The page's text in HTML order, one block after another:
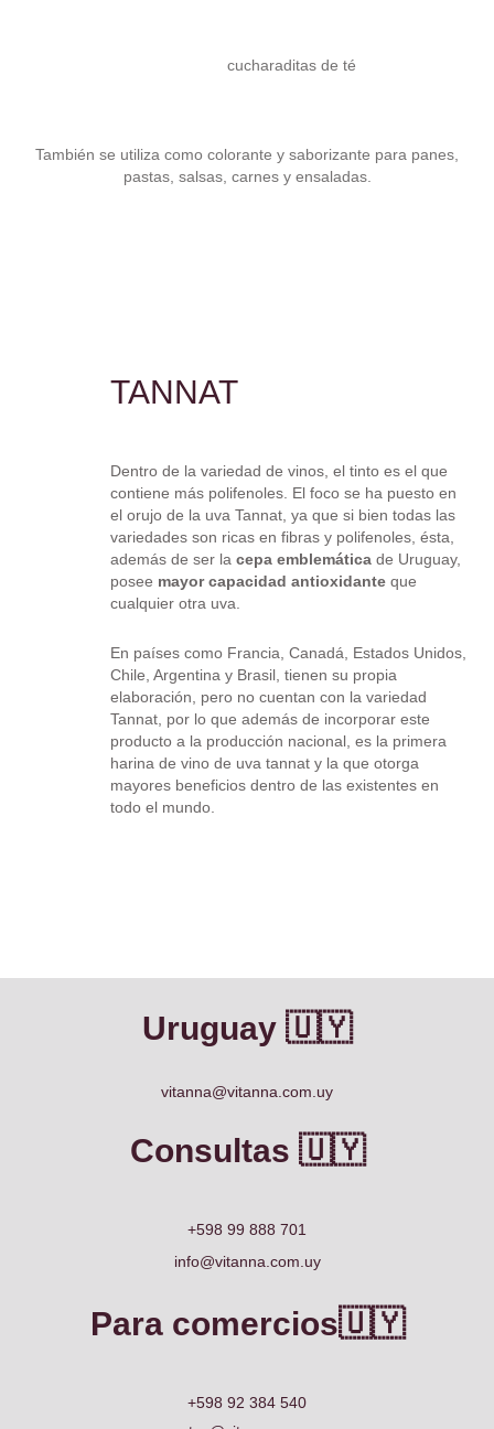
cucharaditas de té
También se utiliza como colorante y saborizante para panes,
pastas, salsas, carnes y ensaladas.
TANNAT
Dentro de la variedad de vinos, el tinto es el que
contiene más polifenoles. El foco se ha puesto en
el orujo de la uva Tannat, ya que si bien todas las
variedades son ricas en fibras y polifenoles, ésta,
además de ser la cepa emblemática de Uruguay,
posee mayor capacidad antioxidante que
cualquier otra uva.
En países como Francia, Canadá, Estados Unidos,
Chile, Argentina y Brasil, tienen su propia
elaboración, pero no cuentan con la variedad
Tannat, por lo que además de incorporar este
producto a la producción nacional, es la primera
harina de vino de uva tannat y la que otorga
mayores beneficios dentro de las existentes en
todo el mundo.
Uruguay 🇺🇾
vitanna@vitanna.com.uy
Consultas 🇺🇾
+598 99 888 701
info@vitanna.com.uy
Para comercios🇺🇾
+598 92 384 540